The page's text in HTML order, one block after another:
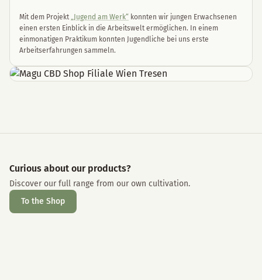
Mit dem Projekt „Jugend am Werk“ konnten wir jungen Erwachsenen
einen ersten Einblick in die Arbeitswelt ermöglichen. In einem
einmonatigen Praktikum konnten Jugendliche bei uns erste
Arbeitserfahrungen sammeln.
Curious about our products?
Discover our full range from our own cultivation.
To the Shop